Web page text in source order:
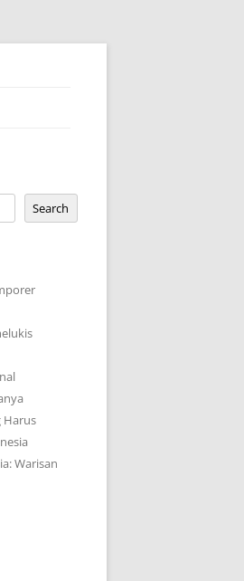
Search
Harus
Warisan